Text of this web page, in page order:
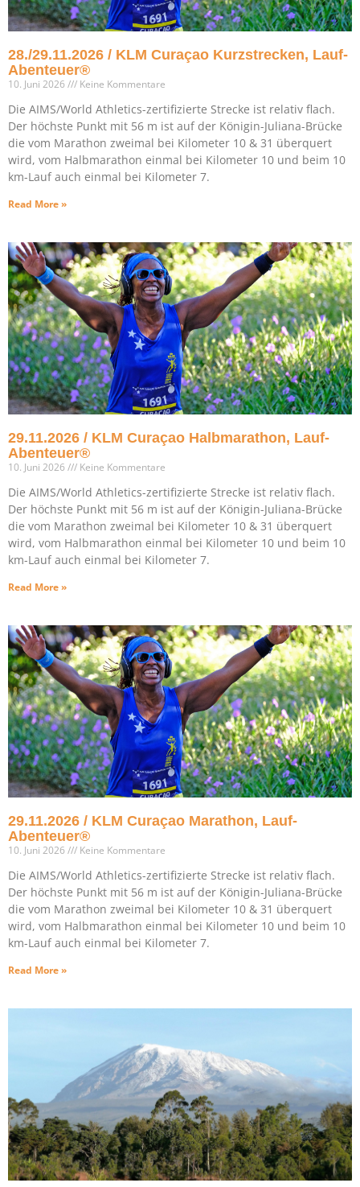
28./29.11.2026 / KLM Curaçao Kurzstrecken, Lauf-
Abenteuer®
10. Juni 2026 Keine Kommentare
Die AIMS/World Athletics-zertifizierte Strecke ist relativ flach.
Der höchste Punkt mit 56 m ist auf der Königin-Juliana-Brücke
die vom Marathon zweimal bei Kilometer 10 & 31 überquert
wird, vom Halbmarathon einmal bei Kilometer 10 und beim 10
km-Lauf auch einmal bei Kilometer 7.
Read More »
29.11.2026 / KLM Curaçao Halbmarathon, Lauf-
Abenteuer®
10. Juni 2026 Keine Kommentare
Die AIMS/World Athletics-zertifizierte Strecke ist relativ flach.
Der höchste Punkt mit 56 m ist auf der Königin-Juliana-Brücke
die vom Marathon zweimal bei Kilometer 10 & 31 überquert
wird, vom Halbmarathon einmal bei Kilometer 10 und beim 10
km-Lauf auch einmal bei Kilometer 7.
Read More »
29.11.2026 / KLM Curaçao Marathon, Lauf-
Abenteuer®
10. Juni 2026 Keine Kommentare
Die AIMS/World Athletics-zertifizierte Strecke ist relativ flach.
Der höchste Punkt mit 56 m ist auf der Königin-Juliana-Brücke
die vom Marathon zweimal bei Kilometer 10 & 31 überquert
wird, vom Halbmarathon einmal bei Kilometer 10 und beim 10
km-Lauf auch einmal bei Kilometer 7.
Read More »